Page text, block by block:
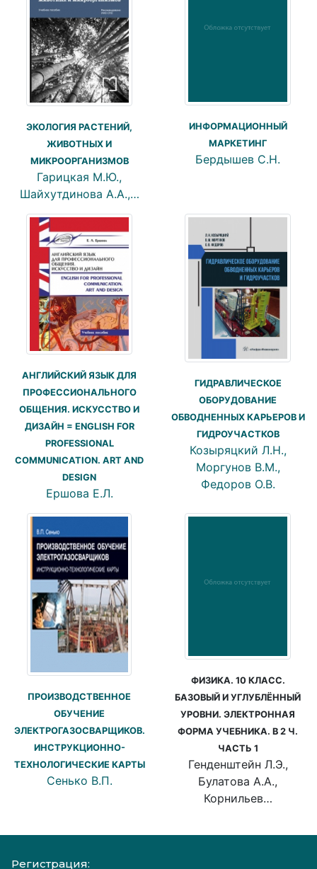
ЭКОЛОГИЯ РАСТЕНИЙ,
ЖИВОТНЫХ И
МИКРООРГАНИЗМОВ
Гарицкая М.Ю.,
Шайхутдинова А.А.,…
ИНФОРМАЦИОННЫЙ
МАРКЕТИНГ
Бердышев С.Н.
АНГЛИЙСКИЙ ЯЗЫК ДЛЯ
ПРОФЕССИОНАЛЬНОГО
ОБЩЕНИЯ. ИСКУССТВО И
ДИЗАЙН = ENGLISH FOR
PROFESSIONAL
COMMUNICATION. ART AND
DESIGN
Ершова Е.Л.
ГИДРАВЛИЧЕСКОЕ
ОБОРУДОВАНИЕ
ОБВОДНЕННЫХ КАРЬЕРОВ И
ГИДРОУЧАСТКОВ
Козыряцкий Л.Н.,
Моргунов В.М.,
Федоров О.В.
ПРОИЗВОДСТВЕННОЕ
ОБУЧЕНИЕ
ЭЛЕКТРОГАЗОСВАРЩИКОВ.
ИНСТРУКЦИОННО-
ТЕХНОЛОГИЧЕСКИЕ КАРТЫ
Сенько В.П.
ФИЗИКА. 10 КЛАСС.
БАЗОВЫЙ И УГЛУБЛЁННЫЙ
УРОВНИ. ЭЛЕКТРОННАЯ
ФОРМА УЧЕБНИКА. В 2 Ч.
ЧАСТЬ 1
Генденштейн Л.Э.,
Булатова А.А.,
Корнильев…
Регистрация: